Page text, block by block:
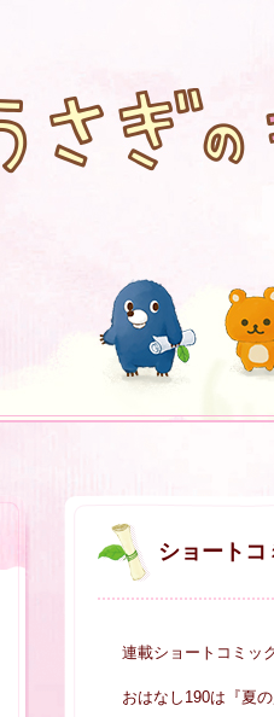
ショート
連載ショートコミッ
おはなし190は『夏